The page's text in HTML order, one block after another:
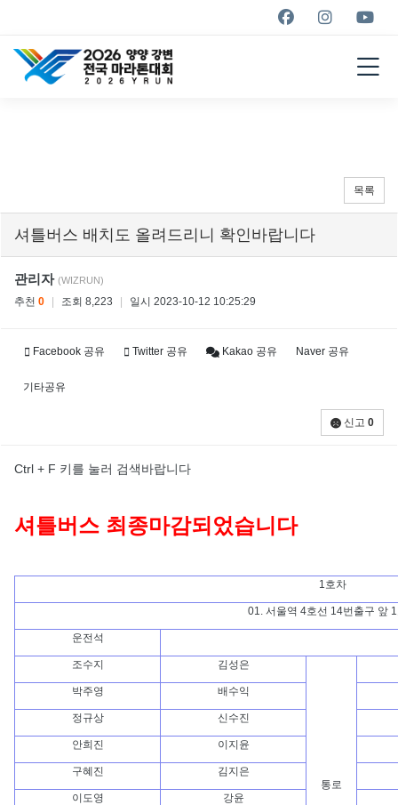
MARATHON
2026
목록
셔틀버스 배치도 올려드리니 확인바랍니다
관리자 (WIZRUN)
추천 0 조회 8,223 일시 2023-10-12 10:25:29
Facebook 공유 Twitter 공유 Kakao 공유 Naver 공유
기타공유
신고 0
Ctrl + F 키를 눌러 검색바랍니다
셔틀버스 최종마감되었습니다
1호차
01. 서울역 4호선 14번출구 앞
운전석
조수지 김성은
통로
박주영 배수익
정규상 신수진
안희진 이지윤
구혜진 김지은
이도영 강윤